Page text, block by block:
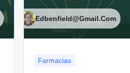
Edbenfield@gmail.com
Farmacias